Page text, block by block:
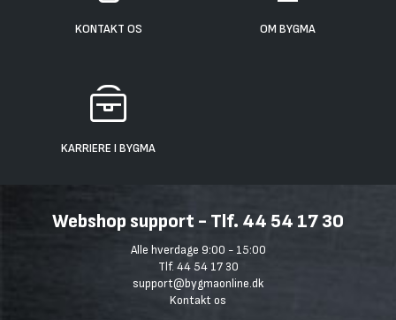
KONTAKT OS OM BYGMA
KARRIERE I BYGMA
Webshop support - Tlf. 44 54 17 30
Alle hverdage 9:00 - 15:00
Tlf. 44 54 17 30
support@bygmaonline.dk
Kontakt os